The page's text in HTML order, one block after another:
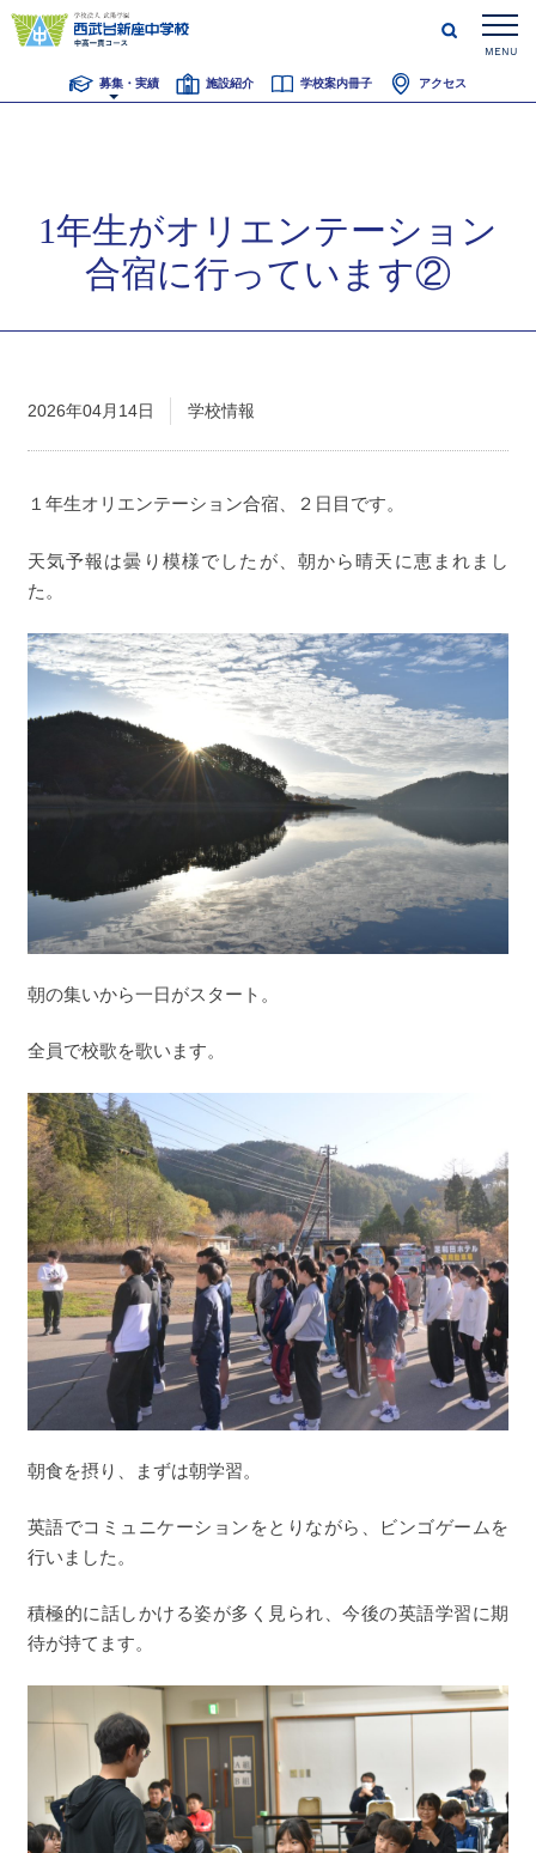
募集・実績 施設紹介 学校案内冊子 アクセス
1年生がオリエンテーション
合宿に行っています②
2026年04月14日 学校情報
１年生オリエンテーション合宿、２日目です。
天気予報は曇り模様でしたが、朝から晴天に恵まれまし
た。
朝の集いから一日がスタート。
全員で校歌を歌います。
朝食を摂り、まずは朝学習。
英語でコミュニケーションをとりながら、ビンゴゲームを
行いました。
積極的に話しかける姿が多く見られ、今後の英語学習に期
待が持てます。
MENU